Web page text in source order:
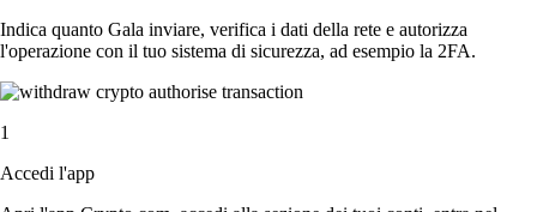
Indica quanto Gala inviare, verifica i dati della rete e autorizza
l'operazione con il tuo sistema di sicurezza, ad esempio la 2FA.
1
Accedi l'app